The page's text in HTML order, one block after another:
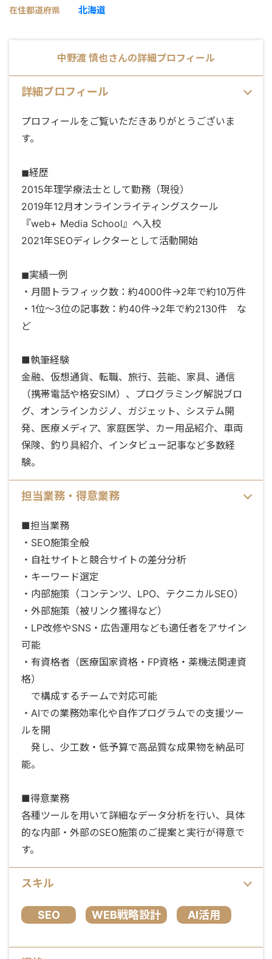
在住都道府県 北海道
中野渡 慎也さんの詳細プロフィール
詳細プロフィール
プロフィールをご覧いただきありがとうございま
す。
◼︎経歴
2015年理学療法士として勤務（現役）
2019年12月オンラインライティングスクール
『web+ Media School』へ入校
2021年SEOディレクターとして活動開始
◼︎実績一例
・月間トラフィック数：約4000件→2年で約10万件
・1位〜3位の記事数：約40件→2年で約2130件 な
ど
■執筆経験
金融、仮想通貨、転職、旅行、芸能、家具、通信
（携帯電話や格安SIM）、プログラミング解説ブロ
グ、オンラインカジノ、ガジェット、システム開
発、医療メディア、家庭医学、カー用品紹介、車両
保険、釣り具紹介、インタビュー記事など多数経
験。
担当業務・得意業務
■担当業務
・SEO施策全般
・自社サイトと競合サイトの差分分析
・キーワード選定
・内部施策（コンテンツ、LPO、テクニカルSEO）
・外部施策（被リンク獲得など）
・LP改修やSNS・広告運用なども適任者をアサイン
可能
・有資格者（医療国家資格・FP資格・薬機法関連資
格）
で構成するチームで対応可能
・AIでの業務効率化や自作プログラムでの支援ツー
ルを開
発し、少工数・低予算で高品質な成果物を納品可
能。
■得意業務
各種ツールを用いて詳細なデータ分析を行い、具体
的な内部・外部のSEO施策のご提案と実行が得意で
す。
スキル
SEO WEB戦略設計 AI活用